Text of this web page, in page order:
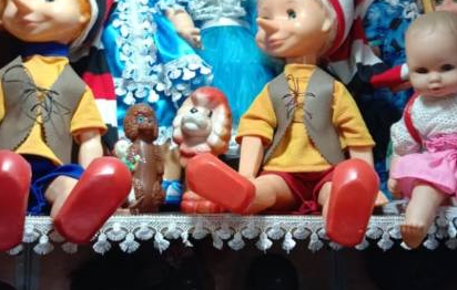
3а класса посетили
- музей кукол.
3а класса посетили удивительное место в Пскове -